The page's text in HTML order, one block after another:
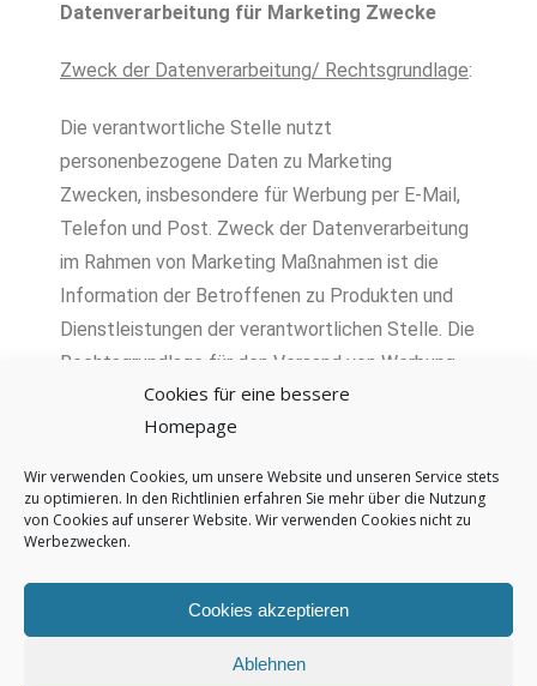
Cookies für eine bessere
Homepage
Wir verwenden Cookies, um unsere Website und unseren Service stets
zu optimieren. In den Richtlinien erfahren Sie mehr über die Nutzung
von Cookies auf unserer Website. Wir verwenden Cookies nicht zu
Werbezwecken.
Cookies akzeptieren
Ablehnen
Datenverarbeitung für Marketing Zwecke
Zweck der Datenverarbeitung/ Rechtsgrundlage:
Die verantwortliche Stelle nutzt
personenbezogene Daten zu Marketing
Zwecken, insbesondere für Werbung per E-Mail,
Telefon und Post. Zweck der Datenverarbeitung
im Rahmen von Marketing Maßnahmen ist die
Information der Betroffenen zu Produkten und
Dienstleistungen der verantwortlichen Stelle. Die
Rechtsgrundlage für den Versand von Werbung
per Post ist Art. 6 Abs. 1 f) DSGVO. Das
berechtigte Interesse ergibt sich hierbei aus dem
Informationen zu Produkten und
Dienstleistungen zu senden. Rechtsgrundlage für
ist in der Regel eine von Ihnen abgegebene
Einwilligungserklärung. Für Marketing Maßnahmen
gegenüber Bestandskunden können zudem